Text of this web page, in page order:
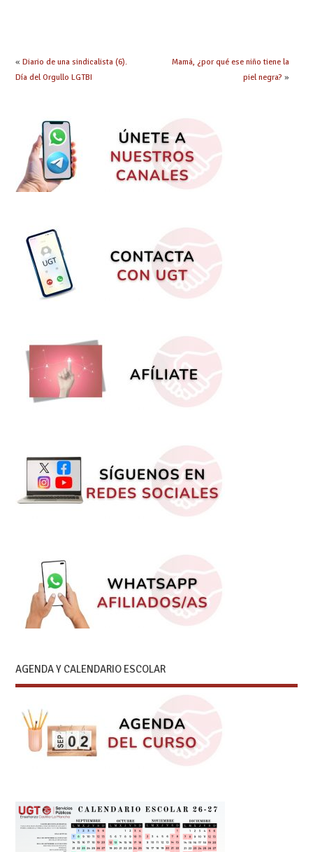
« Diario de una sindicalista (6).
Día del Orgullo LGTBI
Mamá, ¿por qué ese niño tiene la
piel negra? »
AGENDA Y CALENDARIO ESCOLAR